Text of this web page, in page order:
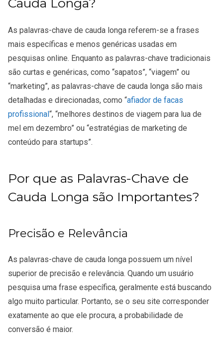
Cauda Longa?
As palavras-chave de cauda longa referem-se a frases
mais específicas e menos genéricas usadas em
pesquisas online. Enquanto as palavras-chave tradicionais
são curtas e genéricas, como “sapatos”, “viagem” ou
“marketing”, as palavras-chave de cauda longa são mais
detalhadas e direcionadas, como “afiador de facas
profissional “, “melhores destinos de viagem para lua de
mel em dezembro” ou “estratégias de marketing de
conteúdo para startups”.
Por que as Palavras-Chave de
Cauda Longa são Importantes?
Precisão e Relevância
As palavras-chave de cauda longa possuem um nível
superior de precisão e relevância. Quando um usuário
pesquisa uma frase específica, geralmente está buscando
algo muito particular. Portanto, se o seu site corresponder
exatamente ao que ele procura, a probabilidade de
conversão é maior.